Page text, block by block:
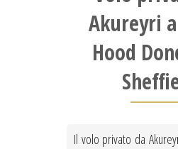
Akureyri
Hood
Il volo privato da